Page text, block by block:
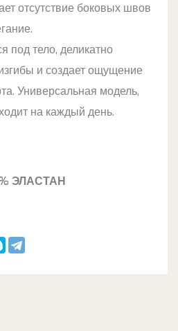
отсутствие боковых швов
под тело, деликатно
и создает ощущение
Универсальная модель,
на каждый день.
ЭЛАСТАН